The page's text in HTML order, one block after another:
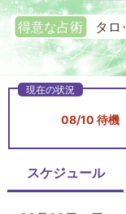
得意な占術
タ
08/10 待機
スケジュール